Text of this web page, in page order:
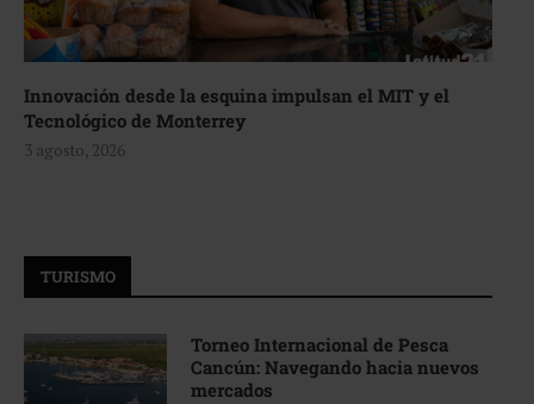
Innovación desde la esquina impulsan el MIT y el
Tecnológico de Monterrey
3 agosto, 2026
TURISMO
Torneo Internacional de Pesca
Cancún: Navegando hacia nuevos
mercados